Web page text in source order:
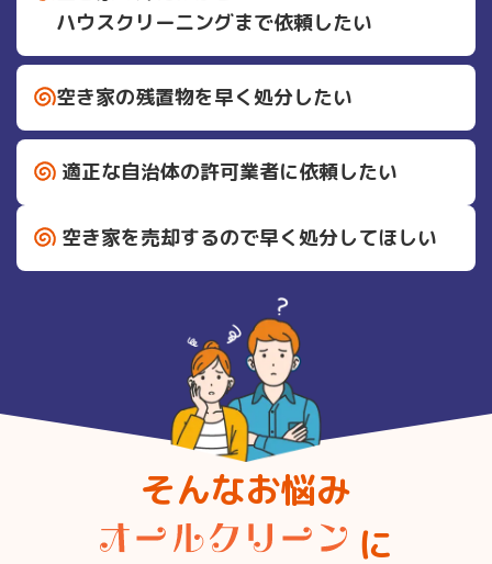
ハウスクリーニングまで依頼したい
空き家の残置物を早く処分したい
適正な自治体の許可業者に依頼したい
空き家を売却するので早く処分してほしい
そんなお悩み
に